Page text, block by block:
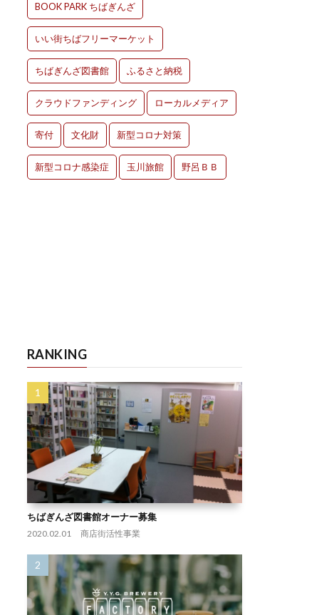
BOOK PARK ちばぎんざ
いい街ちばフリーマーケット
ちばぎんざ図書館 ふるさと納税
クラウドファンディング ローカルメディア
寄付 文化財 新型コロナ対策
新型コロナ感染症 玉川旅館 野呂ＢＢ
RANKING
ちばぎんざ図書館オーナー募集
2020.02.01 商店街活性事業